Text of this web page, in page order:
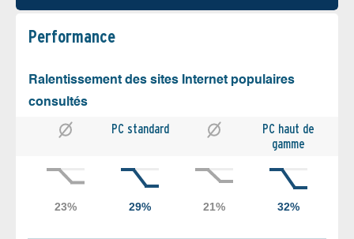
Performance
Ralentissement des sites Internet populaires
consultés
PC standard
PC haut de
gamme